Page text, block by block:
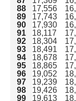
88
17,556
89
17,743
90
17,930
91
18,117
92
18,304
93
18,491
94
18,678
95
18,865
96
19,052
97
19,239
98
19,426
99
19,613